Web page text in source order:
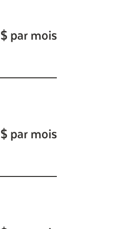
par mois
par mois